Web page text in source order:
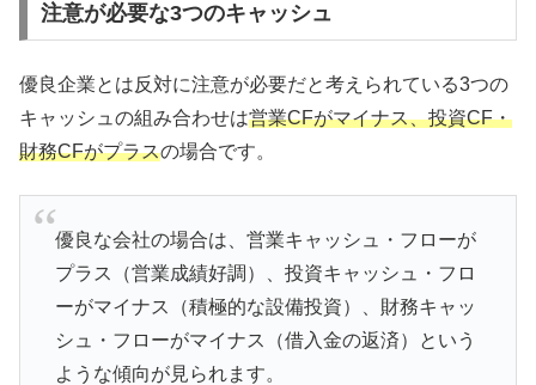
注意が必要な3つのキャッシュ
優良企業とは反対に注意が必要だと考えられている3つの
キャッシュの組み合わせは営業CFがマイナス、投資CF・
財務CFがプラスの場合です。
優良な会社の場合は、営業キャッシュ・フローが
プラス（営業成績好調）、投資キャッシュ・フロ
ーがマイナス（積極的な設備投資）、財務キャッ
シュ・フローがマイナス（借入金の返済）という
ような傾向が見られます。